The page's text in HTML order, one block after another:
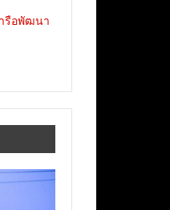
ารือพัฒนา